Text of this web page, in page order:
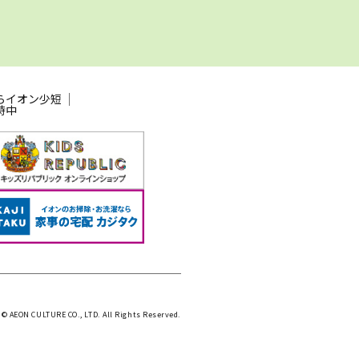
イオン少短
中
AEON CULTURE CO., LTD. All Rights Reserved.